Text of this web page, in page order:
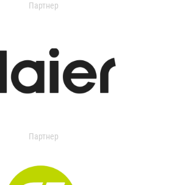
Партнер
Партнер